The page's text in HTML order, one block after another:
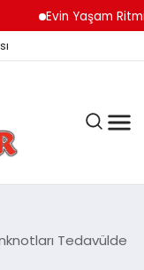
Evin Yaşam Ritmini
Tedavülde